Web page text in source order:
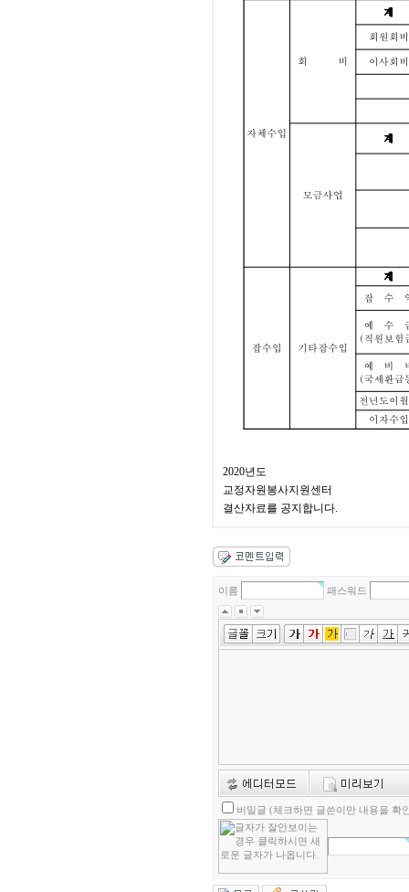
2020년도
교정자원봉사지원센터
결산자료를 공지합니다.
이름 패스워드
비밀글 (체크하면 글쓴이만 내용을 확